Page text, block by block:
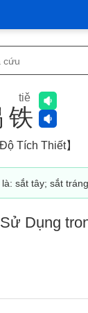
铁
tiě
Tích Thiết】
sắt tây; sắt
Dụng